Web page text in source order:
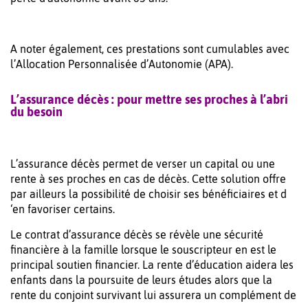
A noter également, ces prestations sont cumulables avec
l’Allocation Personnalisée d’Autonomie (APA).
L’assurance décès : pour mettre ses proches à l’abri
du besoin
L’assurance décès permet de verser un capital ou une
rente à ses proches en cas de décès. Cette solution offre
par ailleurs la possibilité de choisir ses bénéficiaires et d
‘en favoriser certains.
Le contrat d’assurance décès se révèle une sécurité
financière à la famille lorsque le souscripteur en est le
principal soutien financier. La rente d’éducation aidera les
enfants dans la poursuite de leurs études alors que la
rente du conjoint survivant lui assurera un complément de